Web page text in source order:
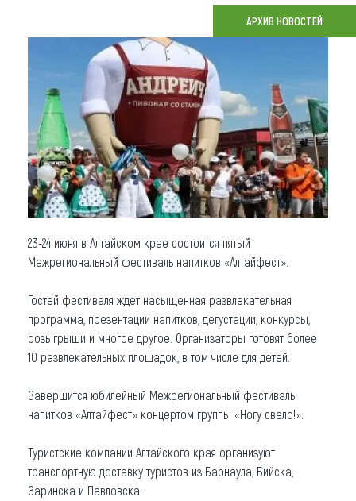
О регионе
Коллекция впечатлений
Другие рубрики
АРХИВ НОВОСТЕЙ
23-24 июня в Алтайском крае состоится пятый
Межрегиональный фестиваль напитков «Алтайфест».
Гостей фестиваля ждет насыщенная развлекательная
программа, презентации напитков, дегустации, конкурсы,
розыгрыши и многое другое. Организаторы готовят более
10 развлекательных площадок, в том числе для детей.
Завершится юбилейный Межрегиональный фестиваль
напитков «Алтайфест» концертом группы «Ногу свело!».
Туристские компании Алтайского края организуют
транспортную доставку туристов из Барнаула, Бийска,
Заринска и Павловска.